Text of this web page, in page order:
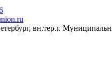
вн.тер.г.